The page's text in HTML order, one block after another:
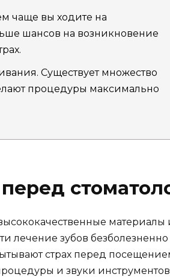
чаще вы ходите на
шансов на возникновение
Существует множество
процедуры максимально
материалы
лечение зубов безболезненно
страх перед
и звуки